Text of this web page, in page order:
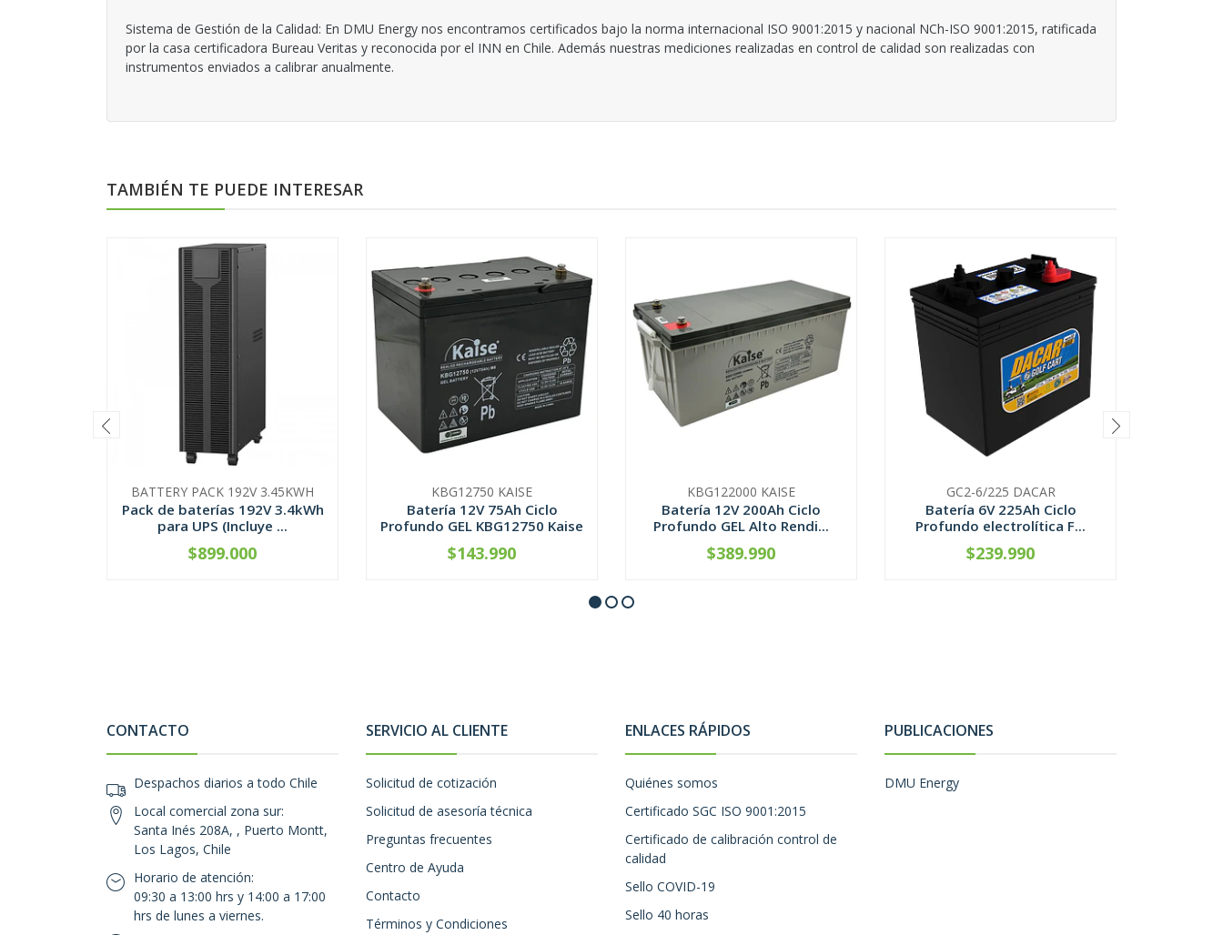
Sistema de Gestión de la Calidad: En DMU Energy nos encontramos certificados bajo la norma internacional ISO 9001:2015 y nacional NCh-ISO 9001:2015, ratificada
por la casa certificadora Bureau Veritas y reconocida por el INN en Chile. Además nuestras mediciones realizadas en control de calidad son realizadas con
instrumentos enviados a calibrar anualmente.
TAMBIÉN TE PUEDE INTERESAR
BATTERY PACK 192V 3.45KWH
Pack de baterías 192V 3.4kWh
para UPS (Incluye ...
+
$899.000
KBG12750 KAISE
Batería 12V 75Ah Ciclo
Profundo GEL KBG12750 Kaise
+
$143.990
KBG122000 KAISE
Batería 12V 200Ah Ciclo
Profundo GEL Alto Rendi...
CONTÁCTANOS
$389.990
GC2-6/225 DACAR
Batería 6V 225Ah Ciclo
Profundo electrolítica F...
+
$239.990
CONTACTO
Despachos diarios a todo Chile
Local comercial zona sur:
Santa Inés 208A, , Puerto Montt,
Los Lagos, Chile
Horario de atención:
09:30 a 13:00 hrs y 14:00 a 17:00
hrs de lunes a viernes.
SERVICIO AL CLIENTE
Solicitud de cotización
Solicitud de asesoría técnica
Preguntas frecuentes
Centro de Ayuda
Contacto
Términos y Condiciones
ENLACES RÁPIDOS
Quiénes somos
Certificado SGC ISO 9001:2015
Certificado de calibración control de
calidad
Sello COVID-19
Sello 40 horas
PUBLICACIONES
DMU Energy